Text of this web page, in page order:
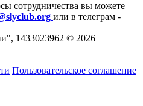
сотрудничества вы можете
или в телеграм -
1433023962 © 2026
Пользовательское соглашение